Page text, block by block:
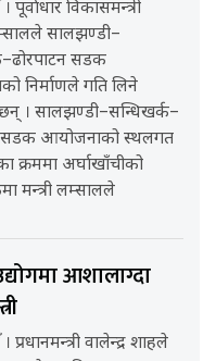
पूर्वाधार विकासमन्त्री
सालझण्डी–
सडक
निर्माणले गति लिने
। सालझण्डी–सन्धिखर्क–
सडक आयोजनाको स्थलगत
क्रममा अर्घाखाँचीको
मन्त्री लम्सालले
आशालाग्दा
प्रधानमन्त्री वालेन्द्र शाहले